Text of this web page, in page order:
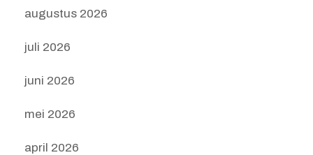
augustus 2026
juli 2026
juni 2026
mei 2026
april 2026